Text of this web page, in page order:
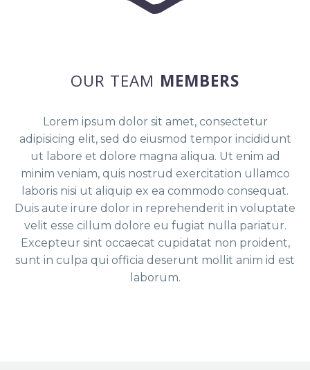
OUR TEAM MEMBERS
Lorem ipsum dolor sit amet, consectetur
adipisicing elit, sed do eiusmod tempor incididunt
ut labore et dolore magna aliqua. Ut enim ad
minim veniam, quis nostrud exercitation ullamco
laboris nisi ut aliquip ex ea commodo consequat.
Duis aute irure dolor in reprehenderit in voluptate
velit esse cillum dolore eu fugiat nulla pariatur.
Excepteur sint occaecat cupidatat non proident,
sunt in culpa qui officia deserunt mollit anim id est
laborum.